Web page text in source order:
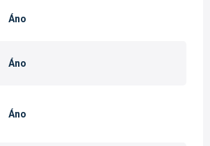
Áno
Áno
Áno